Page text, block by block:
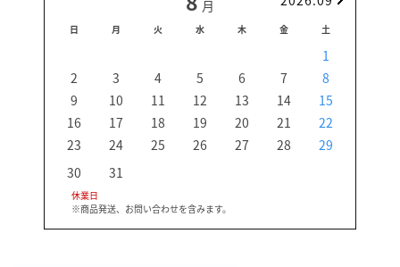
月
日 月 火 水 木 金 土
1
2
3 4 5 6 7
8
9
10 11 12 13 14
15
16
17 18 19 20 21
22
23
24 25 26 27 28
29
30
31
休業日
※商品発送、お問い合わせを含みます。